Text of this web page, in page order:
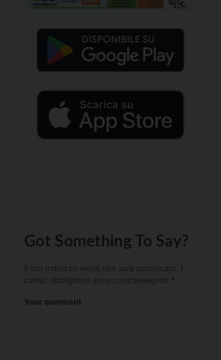
Got Something To Say?
Il tuo indirizzo email non sarà pubblicato.
campi obbligatori sono contrassegnati *
Your comment